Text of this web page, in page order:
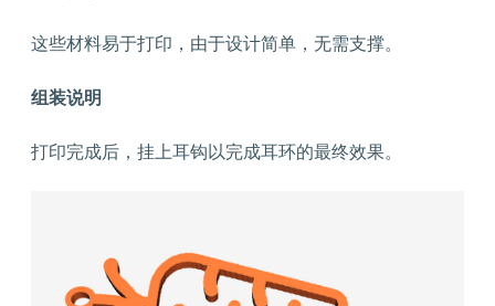
这些材料易于打印，由于设计简单，无需支撑。
组装说明
打印完成后，挂上耳钩以完成耳环的最终效果。